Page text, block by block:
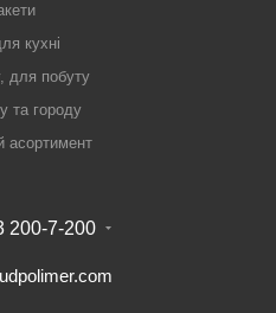
кухні
для побуту
та городу
асортимент
200-7-200